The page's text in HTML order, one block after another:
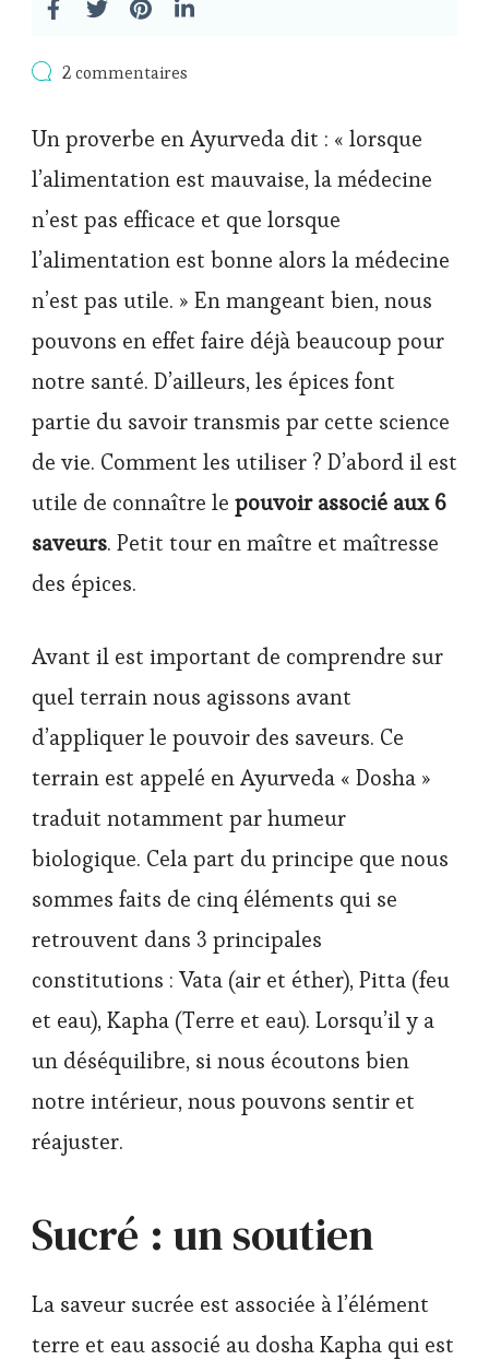
2 commentairessur
saveurs
en
Ayurveda
Un proverbe en Ayurveda dit : « lorsque
l’alimentation est mauvaise, la médecine
n’est pas efficace et que lorsque
l’alimentation est bonne alors la médecine
n’est pas utile. » En mangeant bien, nous
pouvons en effet faire déjà beaucoup pour
notre santé. D’ailleurs, les épices font
partie du savoir transmis par cette science
de vie. Comment les utiliser ? D’abord il est
utile de connaître le pouvoir associé aux 6
saveurs. Petit tour en maître et maîtresse
des épices.
Avant il est important de comprendre sur
quel terrain nous agissons avant
d’appliquer le pouvoir des saveurs. Ce
terrain est appelé en Ayurveda « Dosha »
traduit notamment par humeur
biologique. Cela part du principe que nous
sommes faits de cinq éléments qui se
retrouvent dans 3 principales
constitutions : Vata (air et éther), Pitta (feu
et eau), Kapha (Terre et eau). Lorsqu’il y a
un déséquilibre, si nous écoutons bien
notre intérieur, nous pouvons sentir et
réajuster.
Sucré : un soutien
La saveur sucrée est associée à l’élément
terre et eau associé au dosha Kapha qui est